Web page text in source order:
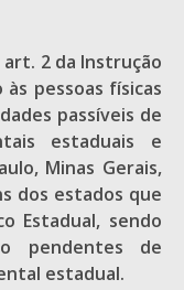
2 da Instrução
pessoas físicas
passíveis de
estaduais e
Minas Gerais,
dos estados que
Estadual, sendo
pendentes de
estadual.